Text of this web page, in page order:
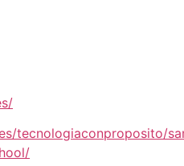
tecnologiaconproposito/